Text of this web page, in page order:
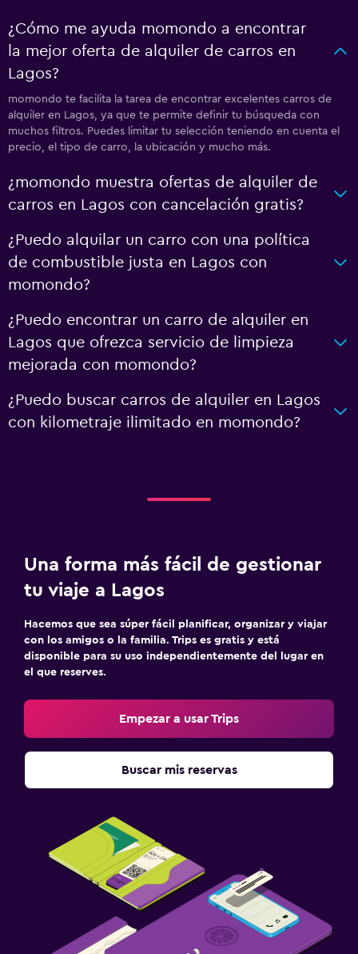
¿Cómo me ayuda momondo a encontrar
la mejor oferta de alquiler de carros en
Lagos?
momondo te facilita la tarea de encontrar excelentes carros de
alquiler en Lagos, ya que te permite definir tu búsqueda con
muchos filtros. Puedes limitar tu selección teniendo en cuenta el
precio, el tipo de carro, la ubicación y mucho más.
¿momondo muestra ofertas de alquiler de
carros en Lagos con cancelación gratis?
¿Puedo alquilar un carro con una política
de combustible justa en Lagos con
momondo?
¿Puedo encontrar un carro de alquiler en
Lagos que ofrezca servicio de limpieza
mejorada con momondo?
¿Puedo buscar carros de alquiler en Lagos
con kilometraje ilimitado en momondo?
Una forma más fácil de gestionar
tu viaje a Lagos
Hacemos que sea súper fácil planificar, organizar y viajar
con los amigos o la familia. Trips es gratis y está
disponible para su uso independientemente del lugar en
el que reserves.
Empezar a usar Trips
Buscar mis reservas